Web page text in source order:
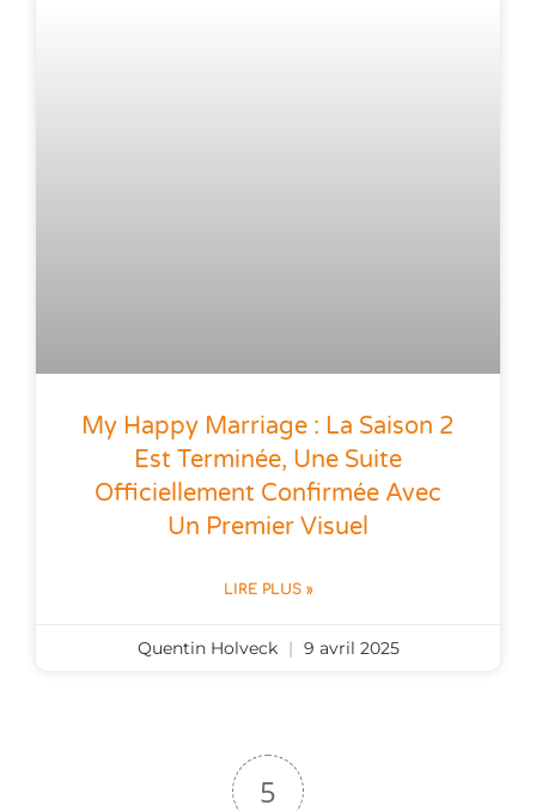
My Happy Marriage : La Saison 2
Est Terminée, Une Suite
Officiellement Confirmée Avec
Un Premier Visuel
LIRE PLUS »
Quentin Holveck 9 avril 2025
5